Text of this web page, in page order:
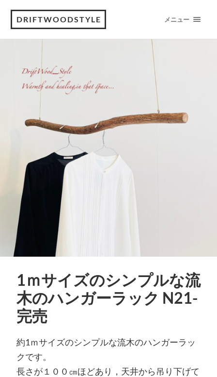
DRIFTWOODSTYLE メニュー
1ｍサイズのシンプルな流
木のハンガーラック N21-
完売
約1ｍサイズのシンプルな流木のハンガーラッ
クです。
長さが１００㎝ほどあり，天井から吊り下げて